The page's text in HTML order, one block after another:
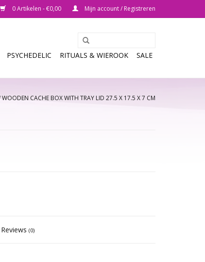
0 Artikelen - €0,00 Mijn account / Registreren
PSYCHEDELIC RITUALS & WIEROOK SALE
WOODEN CACHE BOX WITH TRAY LID 27.5 X 17.5 X 7 CM
Reviews(0)